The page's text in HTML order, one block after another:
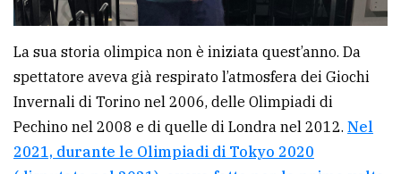
La sua storia olimpica non è iniziata quest’anno. Da
spettatore aveva già respirato l’atmosfera dei Giochi
Invernali di Torino nel 2006, delle Olimpiadi di
Pechino nel 2008 e di quelle di Londra nel 2012. Nel
2021, durante le Olimpiadi di Tokyo 2020